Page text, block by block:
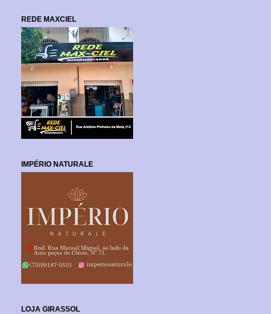
REDE MAXCIEL
IMPÉRIO NATURALE
LOJA GIRASSOL